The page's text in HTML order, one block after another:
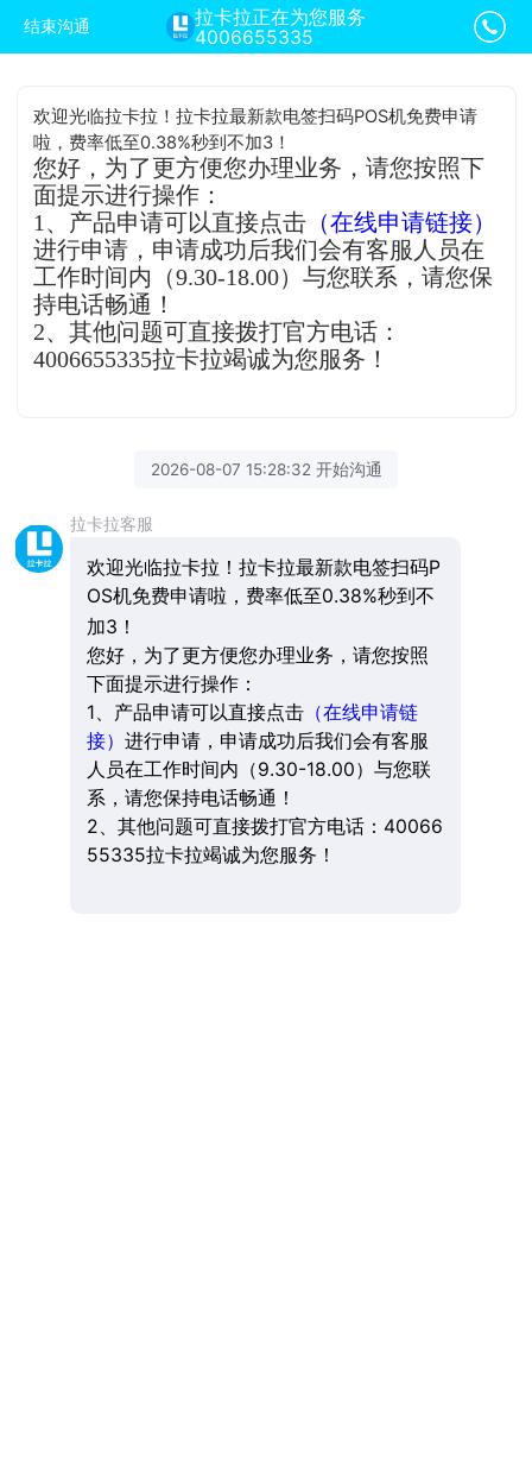
结束沟通
拉卡拉正在为您服务
4006655335
欢迎光临拉卡拉！拉卡拉最新款电签扫码POS机免费申请
啦，费率低至0.38%秒到不加3！
您好，为了更方便您办理业务，请您按照下
面提示进行操作：
1、产品申请可以直接点击 （在线申请链接）
进行申请，申请成功后我们会有客服人员在
工作时间内（9.30-18.00）与您联系，请您保
持电话畅通！
2、其他问题可直接拨打官方电话：
4006655335拉卡拉竭诚为您服务！
2026-08-07 15:28:32 开始沟通
拉卡拉客服
欢迎光临拉卡拉！拉卡拉最新款电签扫码P
OS机免费申请啦，费率低至0.38%秒到不
加3！
您好，为了更方便您办理业务，请您按照
下面提示进行操作：
1、产品申请可以直接点击（在线申请链
接） 进行申请，申请成功后我们会有客服
人员在工作时间内（9.30-18.00）与您联
系，请您保持电话畅通！
2、其他问题可直接拨打官方电话：40066
55335拉卡拉竭诚为您服务！